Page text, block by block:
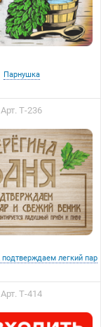
Парнушка
Арт. Т-236
подтверждаем легкий пар
Арт. Т-414